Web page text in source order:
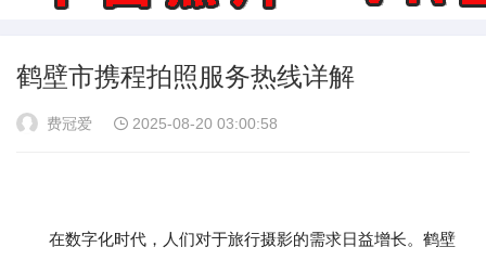
鹤壁市携程拍照服务热线详解
费冠爱 2025-08-20 03:00:58
在数字化时代，人们对于旅行摄影的需求日益增长。鹤壁